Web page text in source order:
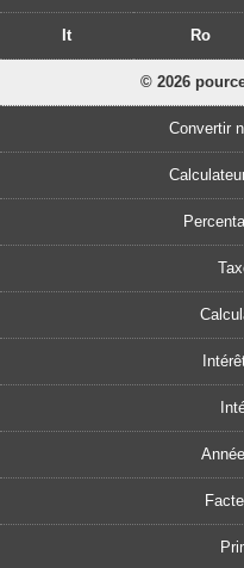
It Ro
© 2026
Convertir